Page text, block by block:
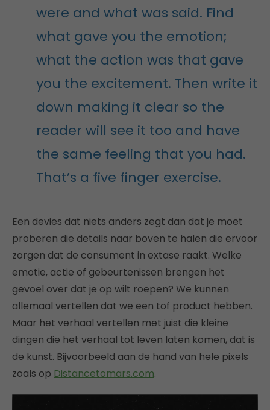
were and what was said. Find
what gave you the emotion;
what the action was that gave
you the excitement. Then write it
down making it clear so the
reader will see it too and have
the same feeling that you had.
That’s a five finger exercise.
Een devies dat niets anders zegt dan dat je moet
proberen die details naar boven te halen die ervoor
zorgen dat de consument in extase raakt. Welke
emotie, actie of gebeurtenissen brengen het
gevoel over dat je op wilt roepen? We kunnen
allemaal vertellen dat we een tof product hebben.
Maar het verhaal vertellen met juist die kleine
dingen die het verhaal tot leven laten komen, dat is
de kunst. Bijvoorbeeld aan de hand van hele pixels
zoals op Distancetomars.com.